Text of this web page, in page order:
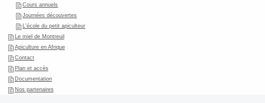
Cours annuels
Journées découvertes
L'école du petit apiculteur
Le miel de Montreuil
Apiculture en Afrique
Contact
Plan et accès
Documentation
Nos partenaires